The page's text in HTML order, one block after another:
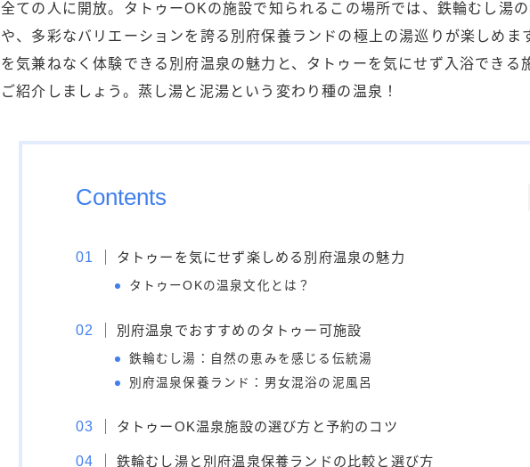
全ての人に開放。タトゥーOKの施設で知られるこの場所では、鉄輪むし湯
や、多彩なバリエーションを誇る別府保養ランドの極上の湯巡りが楽しめま
を気兼ねなく体験できる別府温泉の魅力と、タトゥーを気にせず入浴できる
ご紹介しましょう。蒸し湯と泥湯という変わり種の温泉！
Contents
タトゥーを気にせず楽しめる別府温泉の魅力
タトゥーOKの温泉文化とは？
別府温泉でおすすめのタトゥー可施設
鉄輪むし湯：自然の恵みを感じる伝統湯
別府温泉保養ランド：男女混浴の泥風呂
タトゥーOK温泉施設の選び方と予約のコツ
鉄輪むし湯と別府温泉保養ランドの比較と選び方